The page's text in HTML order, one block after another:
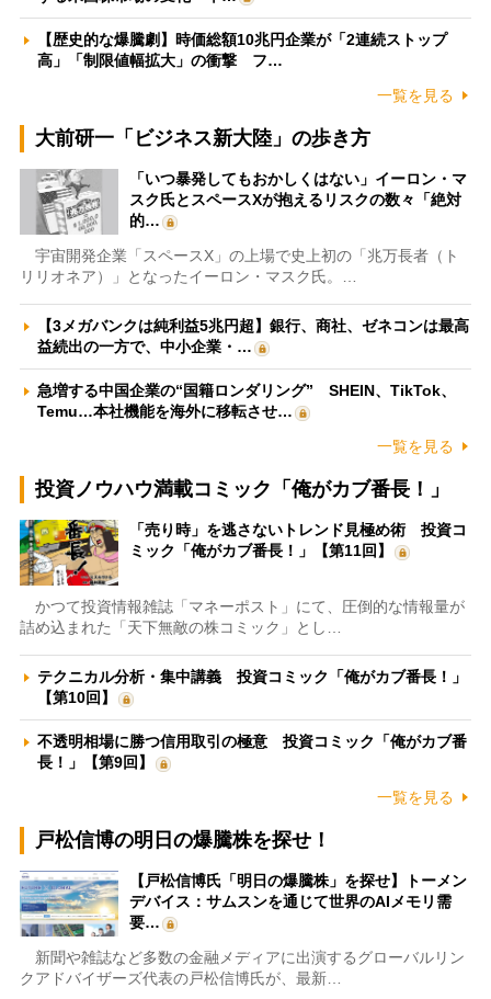
【歴史的な爆騰劇】時価総額10兆円企業が「2連続ストップ
高」「制限値幅拡大」の衝撃 フ…
一覧を見る
大前研一「ビジネス新大陸」の歩き方
「いつ暴発してもおかしくはない」イーロン・マ
スク氏とスペースXが抱えるリスクの数々「絶対
的…
宇宙開発企業「スペースX」の上場で史上初の「兆万長者（ト
リリオネア）」となったイーロン・マスク氏。…
【3メガバンクは純利益5兆円超】銀行、商社、ゼネコンは最高
益続出の一方で、中小企業・…
急増する中国企業の“国籍ロンダリング” SHEIN、TikTok、
Temu…本社機能を海外に移転させ…
一覧を見る
投資ノウハウ満載コミック「俺がカブ番長！」
「売り時」を逃さないトレンド見極め術 投資コ
ミック「俺がカブ番長！」【第11回】
かつて投資情報雑誌「マネーポスト」にて、圧倒的な情報量が
詰め込まれた「天下無敵の株コミック」とし…
テクニカル分析・集中講義 投資コミック「俺がカブ番長！」
【第10回】
不透明相場に勝つ信用取引の極意 投資コミック「俺がカブ番
長！」【第9回】
一覧を見る
戸松信博の明日の爆騰株を探せ！
【戸松信博氏「明日の爆騰株」を探せ】トーメン
デバイス：サムスンを通じて世界のAIメモリ需
要…
新聞や雑誌など多数の金融メディアに出演するグローバルリン
クアドバイザーズ代表の戸松信博氏が、最新…